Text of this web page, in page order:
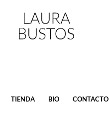
AL
TIENDA BIO CONTACTO